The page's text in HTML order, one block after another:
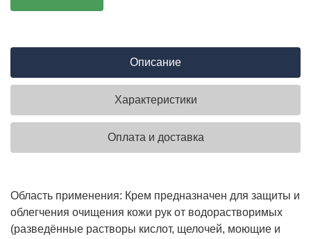
Описание
Характеристики
Оплата и доставка
Область применения: Крем предназначен для защиты и
облегчения очищения кожи рук от водорастворимых
(разведённые растворы кислот, щелочей, моющие и